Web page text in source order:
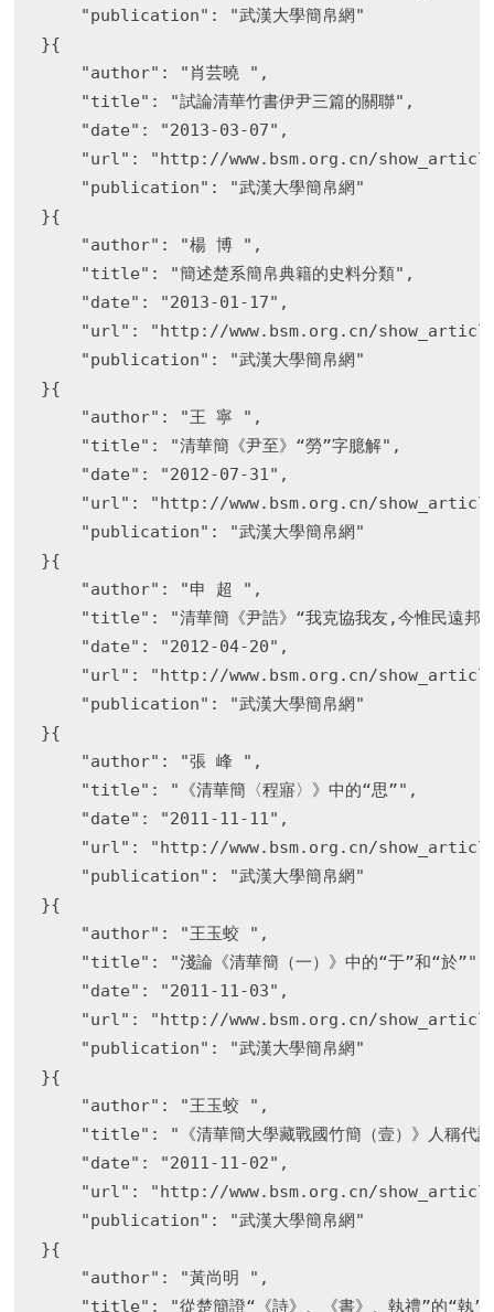
    "publication": "武漢大學簡帛網"
}{
    "author": "肖芸曉 ",
    "title": "試論清華竹書伊尹三篇的關聯",
    "date": "2013-03-07",
"url": "http://www.bsm.org.cn/
    "publication": "武漢大學簡帛網"
}{
    "author": "楊 博 ",
    "title": "簡述楚系簡帛典籍的史料分類",
    "date": "2013-01-17",
"url": "http://www.bsm.org.cn/
    "publication": "武漢大學簡帛網"
}{
    "author": "王 寧 ",
    "title": "清華簡《尹至》“勞”字臆解",
    "date": "2012-07-31",
"url": "http://www.bsm.org.cn/
    "publication": "武漢大學簡帛網"
}{
    "author": "申 超 ",
"title": "清華簡《尹誥》“我克協我友,今惟民遠邦
    "date": "2012-04-20",
"url": "http://www.bsm.org.cn/
    "publication": "武漢大學簡帛網"
}{
    "author": "張 峰 ",
    "title": "《清華簡〈程寤〉》中的“思”",
    "date": "2011-11-11",
"url": "http://www.bsm.org.cn/
    "publication": "武漢大學簡帛網"
}{
    "author": "王玉蛟 ",
    "title": "淺論《清華簡（一）》中的“于”和“於”",
    "date": "2011-11-03",
"url": "http://www.bsm.org.cn/
    "publication": "武漢大學簡帛網"
}{
    "author": "王玉蛟 ",
"title": "《清華簡大學藏戰國竹簡（壹）》人稱代
    "date": "2011-11-02",
"url": "http://www.bsm.org.cn/
    "publication": "武漢大學簡帛網"
}{
    "author": "黃尚明 ",
"title": "從楚簡證“《詩》、《書》、執禮”的“執”